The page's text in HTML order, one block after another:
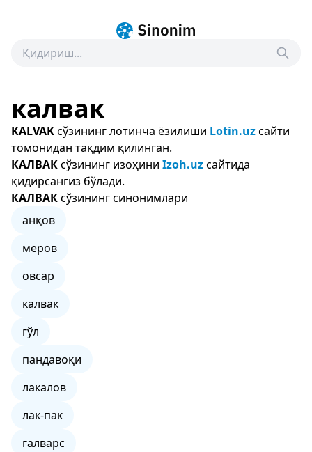
калвак
KALVAKсўзининг лотинча ёзилиши Lotin.uzсайти
томонидан тақдим қилинган.
КАЛВАКсўзининг изоҳини Izoh.uzсайтида
қидирсангиз бўлади.
КАЛВАКсўзининг синонимлари
анқов
меров
овсар
калвак
гўл
пандавоқи
лакалов
лак-пак
галварс